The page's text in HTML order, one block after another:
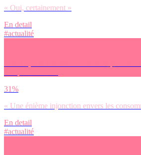
« Oui, certainement »
En detail
#actualité
31%
« Une énième injonction envers les
En detail
#actualité